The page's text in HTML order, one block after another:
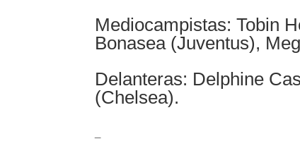
Mediocampistas: Tobin
Bonasea (Juventus),
Delanteras: Delphine
(Chelsea).